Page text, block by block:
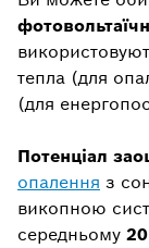
тепла (для
(для
Потенціал
опалення з
викопною
середньому